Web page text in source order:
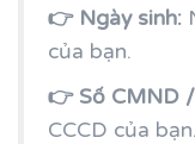
👉 Ngày sinh:
của bạn.
👉 Số CMND /
CCCD của bạn.